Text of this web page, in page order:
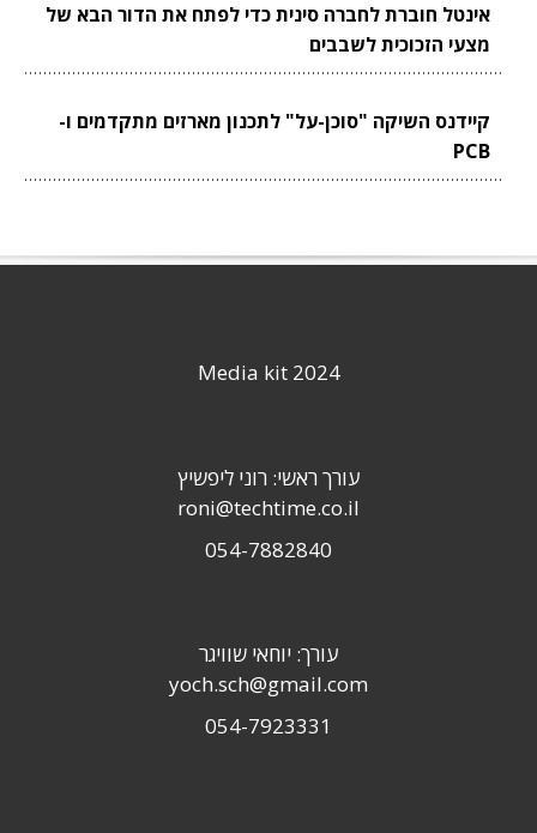
אינטל חוברת לחברה סינית כדי לפתח את הדור הבא של
מצעי הזכוכית לשבבים
קיידנס השיקה "סוכן-על" לתכנון מארזים מתקדמים ו-
PCB
Media kit 2024
עורך ראשי: רוני ליפשיץ
roni@techtime.co.il
054-7882840
עורך: יוחאי שוויגר
yoch.sch@gmail.com
054-7923331